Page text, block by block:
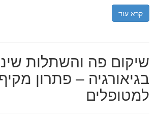
קרא עוד
שיקום פה והשתלות
בגיאורגיה – פתרון מקיף
למטופלים